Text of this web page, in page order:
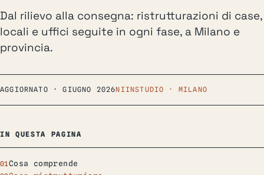
Dal rilievo alla consegna: ristrutturazioni di case,
locali e uffici seguite in ogni fase, a Milano e
provincia.
AGGIORNATO · GIUGNO 2026NIINSTUDIO · MILANO
IN QUESTA PAGINA
Cosa comprende